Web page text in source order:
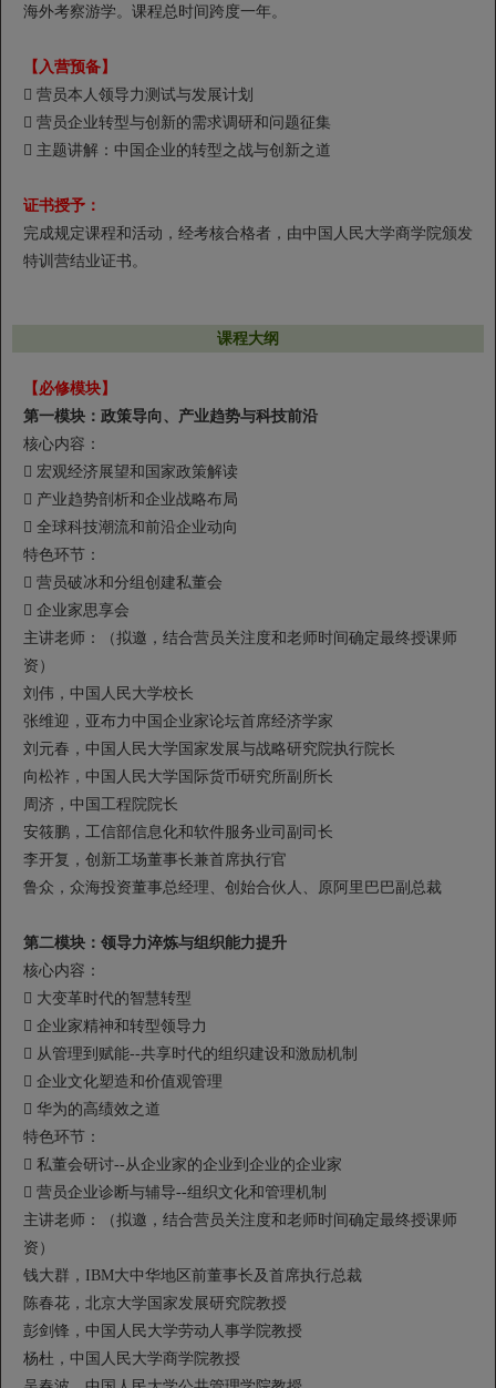
海外考察游学。课程总时间跨度一年。
【入营预备】
 营员本人领导力测试与发展计划
 营员企业转型与创新的需求调研和问题征集
 主题讲解：中国企业的转型之战与创新之道
证书授予：
完成规定课程和活动，经考核合格者，由中国人民大学商学院颁发
特训营结业证书。
课程大纲
【必修模块】
第一模块：政策导向、产业趋势与科技前沿
核心内容：
 宏观经济展望和国家政策解读
 产业趋势剖析和企业战略布局
 全球科技潮流和前沿企业动向
特色环节：
 营员破冰和分组创建私董会
 企业家思享会
主讲老师：（拟邀，结合营员关注度和老师时间确定最终授课师
资）
刘伟，中国人民大学校长
张维迎，亚布力中国企业家论坛首席经济学家
刘元春，中国人民大学国家发展与战略研究院执行院长
向松祚，中国人民大学国际货币研究所副所长
周济，中国工程院院长
安筱鹏，工信部信息化和软件服务业司副司长
李开复，创新工场董事长兼首席执行官
鲁众，众海投资董事总经理、创始合伙人、原阿里巴巴副总裁
第二模块：领导力淬炼与组织能力提升
核心内容：
 大变革时代的智慧转型
 企业家精神和转型领导力
 从管理到赋能--共享时代的组织建设和激励机制
 企业文化塑造和价值观管理
 华为的高绩效之道
特色环节：
 私董会研讨--从企业家的企业到企业的企业家
 营员企业诊断与辅导--组织文化和管理机制
主讲老师：（拟邀，结合营员关注度和老师时间确定最终授课师
资）
钱大群，IBM大中华地区前董事长及首席执行总裁
陈春花，北京大学国家发展研究院教授
彭剑锋，中国人民大学劳动人事学院教授
杨杜，中国人民大学商学院教授